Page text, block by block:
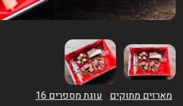
מארזים מתוקים עוגת מספרים 16